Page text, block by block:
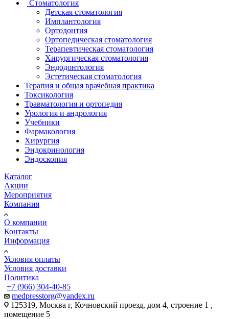
Стоматология
Детская стоматология
Имплантология
Ортодонтия
Ортопедическая стоматология
Терапевтическая стоматология
Хирургическая стоматология
Эндодонтология
Эстетическая стоматология
Терапия и общая врачебная практика
Токсикология
Травматология и ортопедия
Урология и андрология
Учебники
Фармакология
Хирургия
Эндокринология
Эндоскопия
Каталог
Акции
Мероприятия
Компания
О компании
Контакты
Информация
Условия оплаты
Условия доставки
Политика
+7 (966) 304-40-85
medpresstorg@yandex.ru
125319, Москва г, Кочновский проезд, дом 4, строение 1 ,
помещение 5